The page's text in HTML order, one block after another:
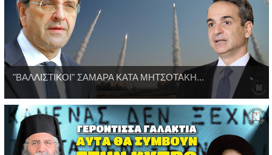
"ΒΑΛΛΙΣΤΙΚΟΙ" ΣΑΜΑΡΑ ΚΑΤΑ ΜΗΤΣΟΤΑΚΗ...